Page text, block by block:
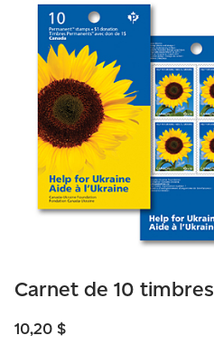
Carnet de 10 timbres
10,20 $